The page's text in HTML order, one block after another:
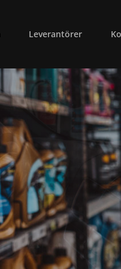
Leverantörer